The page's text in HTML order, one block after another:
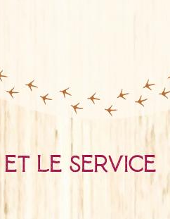
le service